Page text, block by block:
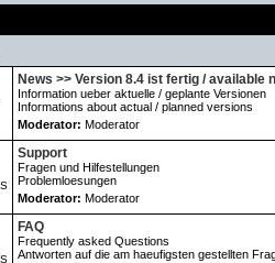
News >> Version 8.4 ist fertig / available
Information ueber aktuelle / geplante Versionen
Informations about actual / planned versions
Moderator: Moderator
Support
Fragen und Hilfestellungen
Problemloesungen
Moderator: Moderator
FAQ
Frequently asked Questions
Antworten auf die am haeufigsten gestellten